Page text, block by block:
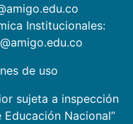
Institucionales:
de uso
sujeta a inspección
Nacional”